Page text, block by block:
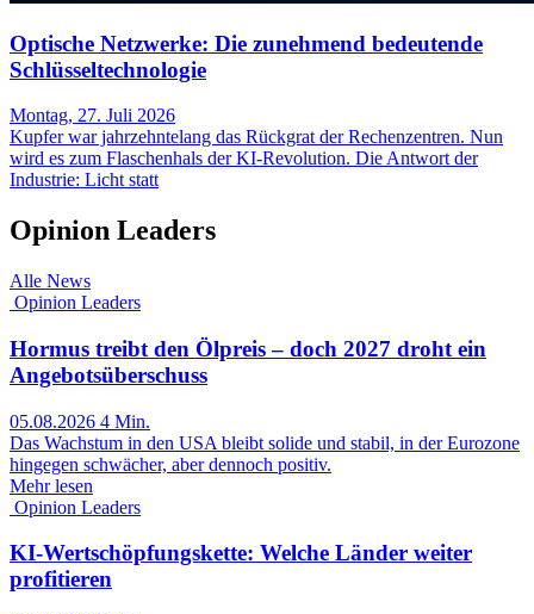
Optische Netzwerke: Die zunehmend bedeutende
Schlüsseltechnologie
Montag, 27. Juli 2026
Kupfer war jahrzehntelang das Rückgrat der Rechenzentren. Nun
wird es zum Flaschenhals der KI-Revolution. Die Antwort der
Industrie: Licht statt
Opinion Leaders
Alle News
Opinion Leaders
Hormus treibt den Ölpreis – doch 2027 droht ein
Angebotsüberschuss
05.08.2026 4 Min.
Das Wachstum in den USA bleibt solide und stabil, in der Eurozone
hingegen schwächer, aber dennoch positiv.
Mehr lesen
Opinion Leaders
KI-Wertschöpfungskette: Welche Länder weiter
profitieren